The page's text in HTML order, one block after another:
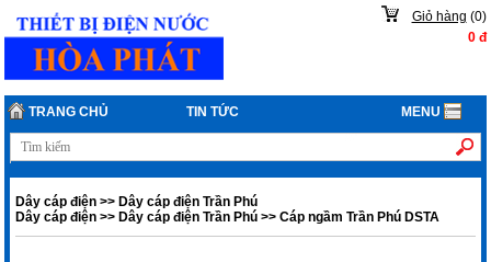
Giỏ hàng (0)
0đ
TRANG CHỦ TIN TỨC MENU
Dây cáp điện >>Dây cáp điện Trần Phú
Dây cáp điện >>Dây cáp điện Trần Phú >>Cáp ngầm Trần Phú DSTA